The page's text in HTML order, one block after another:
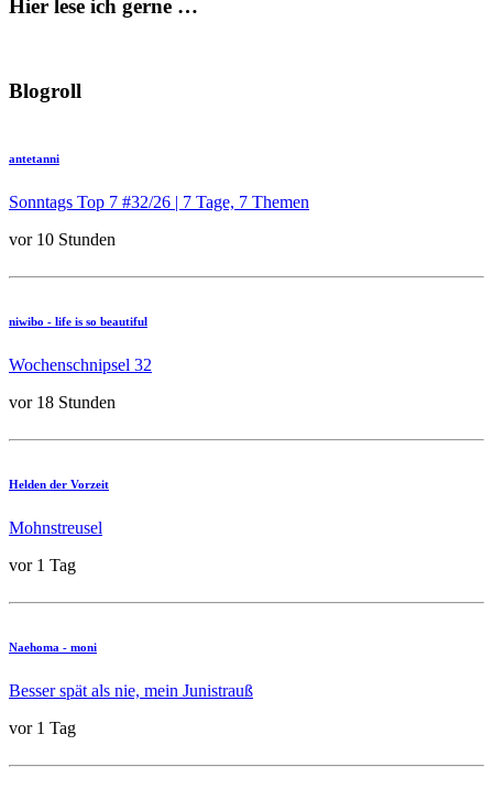
Hier lese ich gerne …
Blogroll
antetanni
Sonntags Top 7 #32/26 | 7 Tage, 7 Themen
vor 10 Stunden
niwibo - life is so beautiful
Wochenschnipsel 32
vor 18 Stunden
Helden der Vorzeit
Mohnstreusel
vor 1 Tag
Naehoma - moni
Besser spät als nie, mein Junistrauß
vor 1 Tag